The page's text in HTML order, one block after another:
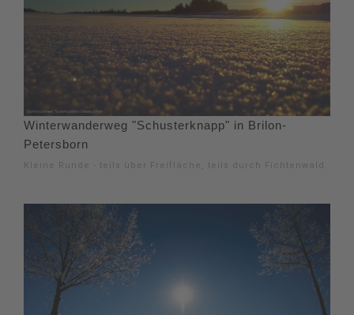
Winterwanderweg "Schusterknapp" in Brilon-
Petersborn
Kleine Runde - teils über Freifläche, teils durch Fichtenwald.